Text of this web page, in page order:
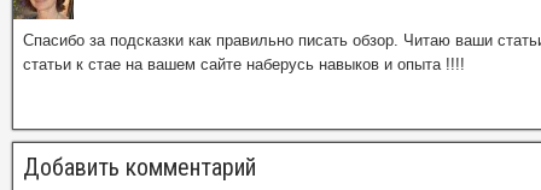
Спасибо за подсказки как правильно писать обзор. Читаю ваши
статьи к стае на вашем сайте наберусь навыков и опыта !!!!
Добавить комментарий